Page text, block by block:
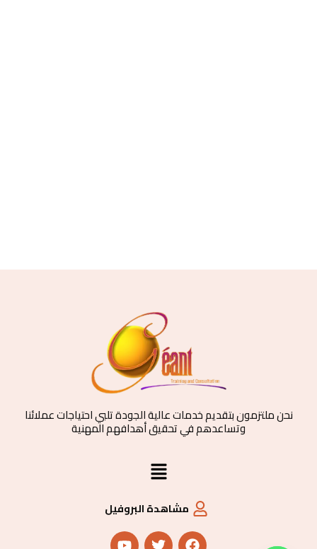
نحن ملتزمون بتقديم خدمات عالية الجودة تلبي احتياجات عملائنا
وتساعدهم في تحقيق أهدافهم المهنية
القائمة
مشاهدة البروفيل
F
T
Y